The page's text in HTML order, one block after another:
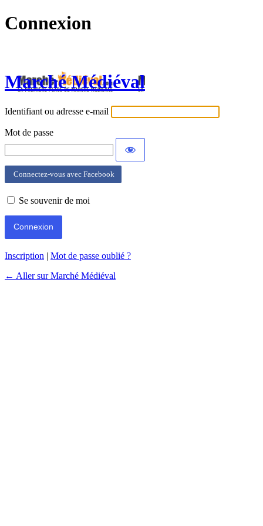
Connexion
Marché Médiéval
Identifiant ou adresse e-mail
Mot de passe
Connectez-vous avec Facebook
Se souvenir de moi
Inscription | Mot de passe oublié ?
← Aller sur Marché Médiéval